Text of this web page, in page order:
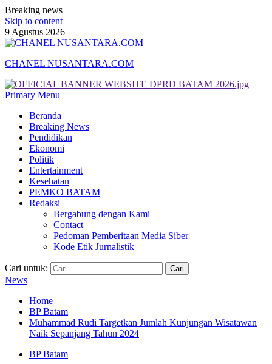
Breaking news
Skip to content
9 Agustus 2026
CHANEL NUSANTARA.COM
Primary Menu
Beranda
Breaking News
Pendidikan
Ekonomi
Politik
Entertainment
Kesehatan
PEMKO BATAM
Redaksi
Bergabung dengan Kami
Contact
Pedoman Pemberitaan Media Siber
Kode Etik Jurnalistik
Cari untuk:
News
Home
BP Batam
Muhammad Rudi Targetkan Jumlah Kunjungan Wisatawan
Naik Sepanjang Tahun 2024
BP Batam